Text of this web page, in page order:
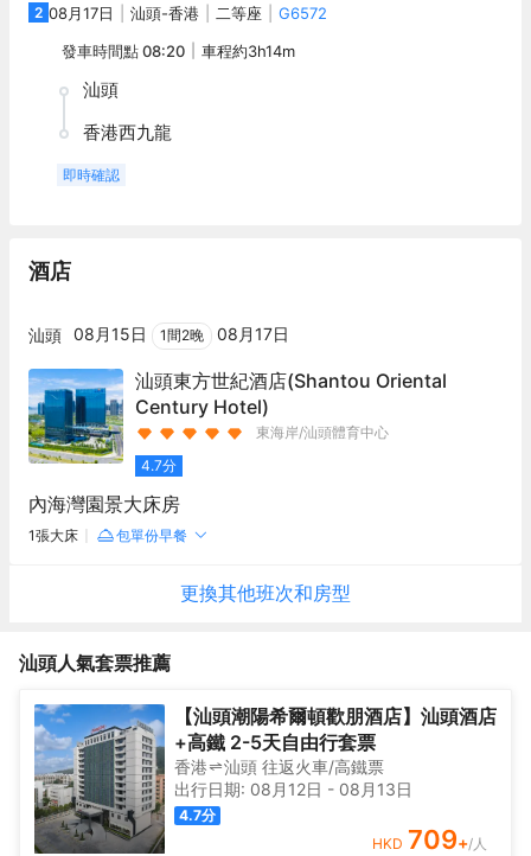
2 08月17日 汕頭-香港 二等座
G6572
發車時間點08:20 車程約3h14m
汕頭
香港西九龍
即時確認
酒店
汕頭 08月15日 1間2晚 08月17日
汕頭東方世紀酒店(Shantou Oriental
Century Hotel)
東海岸/汕頭體育中心
4.7分
內海灣園景大床房
1張大床 包單份早餐
更換其他班次和房型
汕頭人氣套票推薦
【汕頭潮陽希爾頓歡朋酒店】汕頭酒店
+高鐵 2-5天自由行套票
香港 汕頭 往返火車/高鐵票
出行日期: 08月12日 - 08月13日
4.7分
HKD 709+/人